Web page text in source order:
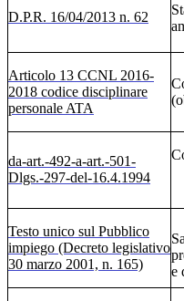
D.P.R. 16/04/2013 n. 62
Articolo 13 CCNL 2016-
2018 codice disciplinare
personale ATA
da-art.-492-a-art.-501-
Dlgs.-297-del-16.4.1994
Testo unico sul Pubblico
impiego (Decreto legislativo
30 marzo 2001, n. 165)
e